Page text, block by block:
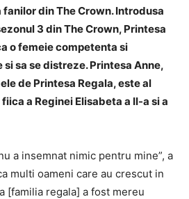
din The Crown. Introdusa
3 din The Crown, Printesa
o femeie competenta si
sa se distreze. Printesa Anne,
de Printesa Regala, este al
a Reginei Elisabeta a II-a si a
a insemnat nimic pentru mine”, a
multi oameni care au crescut in
[familia regala] a fost mereu